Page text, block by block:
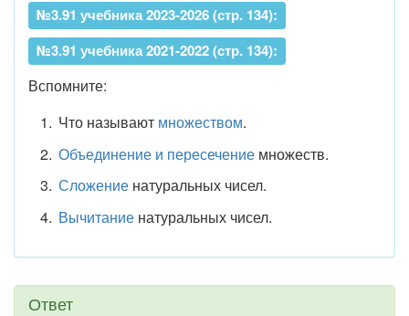
№3.91 учебника 2023-2026 (стр. 134):
№3.91 учебника 2021-2022 (стр. 134):
Вспомните:
Что называют множеством.
Объединение и пересечениемножеств.
Сложениенатуральных чисел.
Вычитаниенатуральных чисел.
Ответ